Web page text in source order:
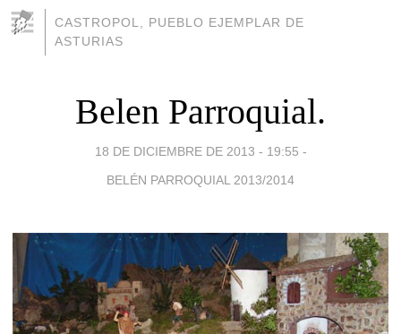
CASTROPOL, PUEBLO EJEMPLAR DE
ASTURIAS
Belen Parroquial.
18 DE DICIEMBRE DE 2013 - 19:55 -
BELÉN PARROQUIAL 2013/2014